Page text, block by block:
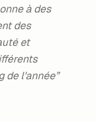
à des
des
et
de l'année”